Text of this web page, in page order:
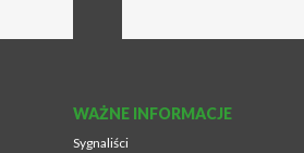
WAŻNE INFORMACJE
Sygnaliści